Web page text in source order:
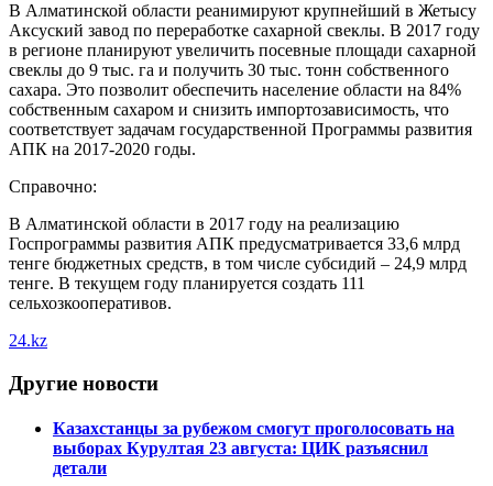
В Алматинской области реанимируют крупнейший в Жетысу
Аксуский завод по переработке сахарной свеклы. В 2017 году
в регионе планируют увеличить посевные площади сахарной
свеклы до 9 тыс. га и получить 30 тыс. тонн собственного
сахара. Это позволит обеспечить население области на 84%
собственным сахаром и снизить импортозависимость, что
соответствует задачам государственной Программы развития
АПК на 2017-2020 годы.
Справочно:
В Алматинской области в 2017 году на реализацию
Госпрограммы развития АПК предусматривается 33,6 млрд
тенге бюджетных средств, в том числе субсидий – 24,9 млрд
тенге. В текущем году планируется создать 111
сельхозкооперативов.
24.kz
Другие новости
Казахстанцы за рубежом смогут проголосовать на
выборах Курултая 23 августа: ЦИК разъяснил
детали